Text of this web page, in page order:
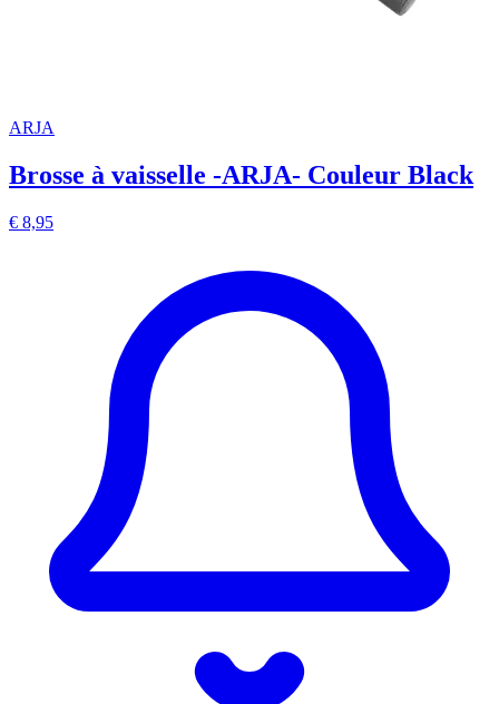
ARJA
Brosse à vaisselle -ARJA- Couleur Black
€ 8,95